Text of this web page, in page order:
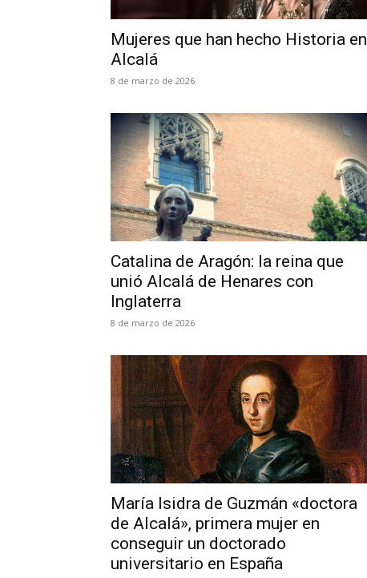
Mujeres que han hecho Historia en
Alcalá
8 de marzo de 2026
Catalina de Aragón: la reina que
unió Alcalá de Henares con
Inglaterra
8 de marzo de 2026
María Isidra de Guzmán «doctora
de Alcalá», primera mujer en
conseguir un doctorado
universitario en España